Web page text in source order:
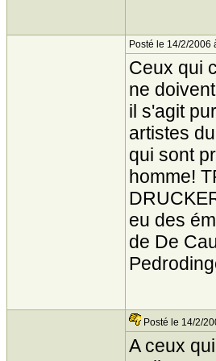
Posté le 14/2/2006
Ceux qui
ne
il s'agit
artistes
qui sont
homme!
eu des
de De
Posté le 14/2/
A ceux